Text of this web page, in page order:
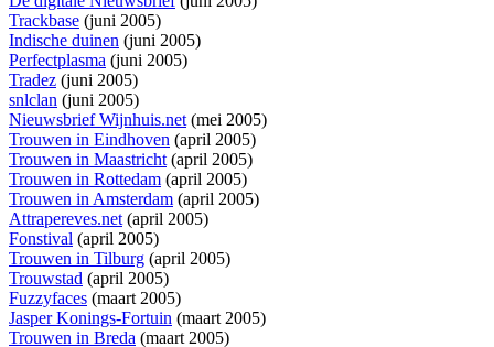
Trackbase (juni 2005)
Indische duinen (juni 2005)
Perfectplasma (juni 2005)
Tradez (juni 2005)
snlclan (juni 2005)
Nieuwsbrief Wijnhuis.net(mei 2005)
Trouwen in Eindhoven (april 2005)
Trouwen in Maastricht(april 2005)
Trouwen in Rottedam (april 2005)
Trouwen in Amsterdam (april 2005)
Attrapereves.net(april 2005)
Fonstival (april 2005)
Trouwen in Tilburg (april 2005)
Trouwstad (april 2005)
Fuzzyfaces (maart 2005)
Jasper Konings-Fortuin (maart 2005)
Trouwen in Breda (maart 2005)